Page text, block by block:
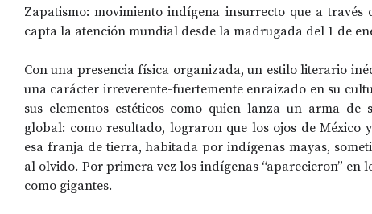
Zapatismo: movimiento indígena insurrecto que a
capta la atención mundial desde la madrugada del 1 de
Con una presencia física organizada, un estilo literario
una carácter irreverente-fuertemente enraizado en su
sus elementos estéticos como quien lanza un arma de
global: como resultado, lograron que los ojos de México
esa franja de tierra, habitada por indígenas mayas,
al olvido. Por primera vez los indígenas “aparecieron” en
como gigantes.